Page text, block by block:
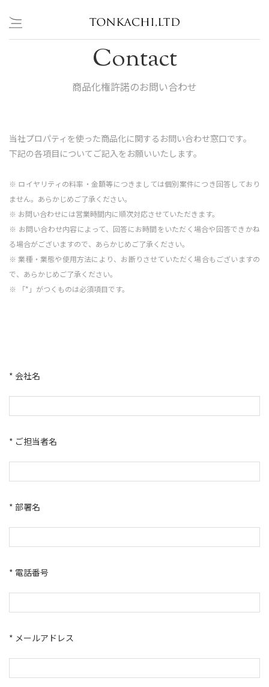
Contact
商品化権許諾のお問い合わせ
当社プロパティを使った商品化に関するお問い合わせ窓口です。
下記の各項目についてご記入をお願いいたします。
※ ロイヤリティの料率・金額等につきましては個別案件につき回答しており
ません。あらかじめご了承ください。
※ お問い合わせには営業時間内に順次対応させていただきます。
※ お問い合わせ内容によって、回答にお時間をいただく場合や回答できかね
る場合がございますので、あらかじめご了承ください。
※ 業種・業態や使用方法により、お断りさせていただく場合もございますの
で、あらかじめご了承ください。
※ 「*」がつくものは必須項目です。
* 会社名
* ご担当者名
* 部署名
* 電話番号
* メールアドレス